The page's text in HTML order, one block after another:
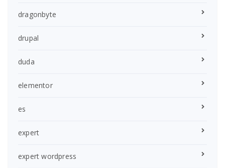
dragonbyte
drupal
duda
elementor
es
expert
expert wordpress